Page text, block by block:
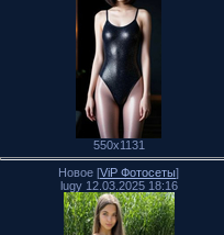
550x1131
Новое [ViP Фотосеты]
lugy 12.03.2025 18:16